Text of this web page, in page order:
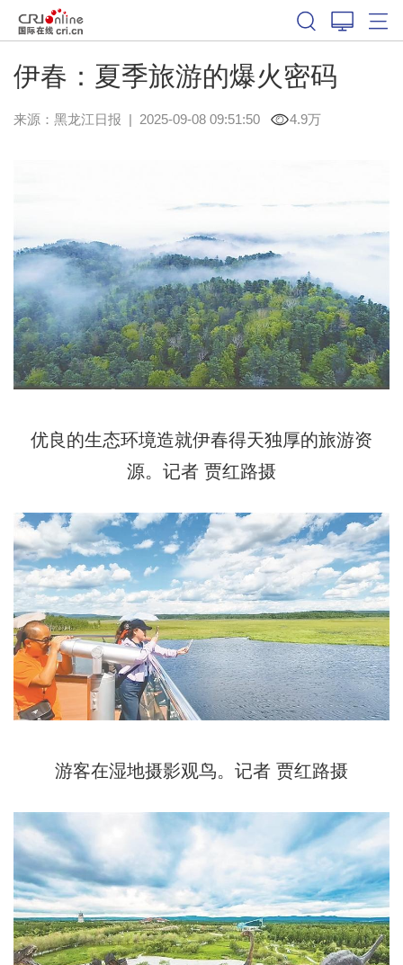
伊春：夏季旅游的爆火密码
来源： 黑龙江日报 | 2025-09-08 09:51:50 4.9万
优良的生态环境造就伊春得天独厚的旅游资
源。记者 贾红路摄
游客在湿地摄影观鸟。记者 贾红路摄